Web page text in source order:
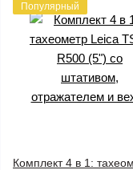
Популярный
Комплект 4 в 1: